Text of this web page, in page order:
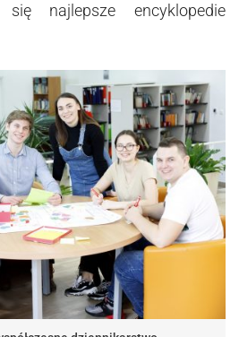
najlepsze encyklopedie